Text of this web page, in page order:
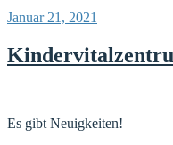
Veröffentlicht
Januar 21, 2021
Es gibt Neuigkeiten!